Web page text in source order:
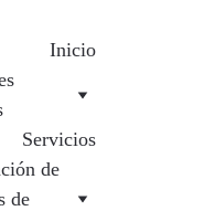
Inicio
Servicios
de
de